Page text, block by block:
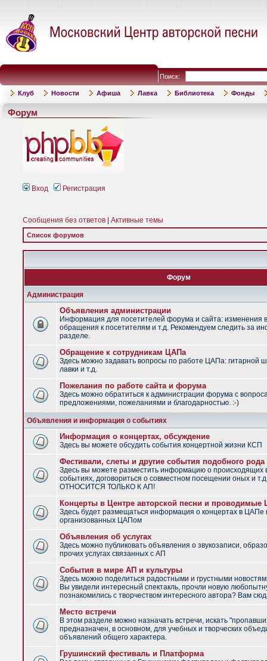
Поиск:
Клуб Новости Афиша Лавка Библиотека Фонды
Форум
Вход Регистрация
Сообщения без ответов Активные темы
Список форумов
Форум
Администрация
Объявления администрации
Информация для посетителей форума и сайта: изменения
обращения к посетителям и т.д. Рекомендуем следить за
разделе.
Обращение к сотрудникам ЦАПа
Здесь можно задавать вопросы по работе ЦАПа: гитарной
лавки и т.д.
Пожелания по работе сайта и форума
Здесь можно обратиться к администрации форума с
предложениями, пожеланиями и благодарностью. :-)
Объявления и информация о событиях
Информация о концертах, обсуждение
Здесь вы можете обсудить события концертной жизни КСП
Фестивали, слеты и другие события подобного рода
Здесь вы можете разместить информацию о
событиях, договориться о совместном посещении оных и
ОТНОСИТСЯ ТОЛЬКО К АП!
Концерты в Центре авторской песни и
Здесь будет размещаться информация о концертах в ЦАПе
организованных ЦАПом
Объявления об услугах
Здесь можно публиковать объявления о звукозаписи,
прочих услугах связанных с АП
События в мире АП и культуры
Здесь можно поделиться радостными и грустными
Вы увидели интересный спектакль, прочли новую
познакомились с творчеством интересного автора? Вам
Место встречи
В этом разделе можно назначать встречи, искать
предназначен, в основном, для учебных и творческих
объявлений общего характера.
Грушинский фестиваль и Платформа